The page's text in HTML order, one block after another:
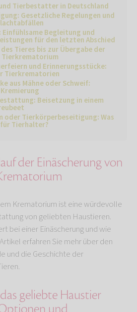
Tierbestatter in Deutschland
Gesetzliche Regelungen und
Begleitung und
für den letzten Abschied
Tieres bis zur Übergabe der
Tierkrematorium
und Erinnerungsstücke:
Tierkrematorien
aus Mähne oder Schweif:
Beisetzung in einem
oder Tierkörperbeseitigung: Was
Tierhalter?
der Einäscherung von
Krematorium ist eine würdevolle
von geliebten Haustieren.
bei einer Einäscherung und wie
erfahren Sie mehr über den
und die Geschichte der
geliebte Haustier